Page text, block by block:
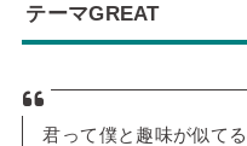
テーマGREAT
君って僕と趣味が似て